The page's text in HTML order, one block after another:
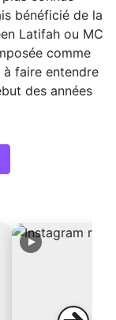
bénéficié de la
Latifah ou MC
comme
faire entendre
des années